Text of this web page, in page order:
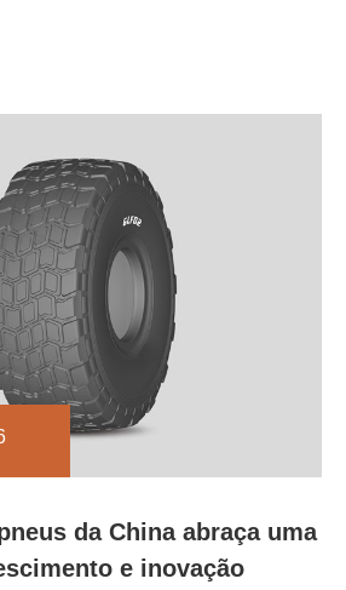
da China abraça uma
e inovação